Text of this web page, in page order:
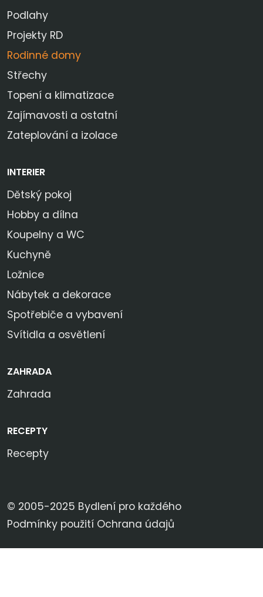
Podlahy
Projekty RD
Rodinné domy
Střechy
Topení a klimatizace
Zajímavosti a ostatní
Zateplování a izolace
INTERIER
Dětský pokoj
Hobby a dílna
Koupelny a WC
Kuchyně
Ložnice
Nábytek a dekorace
Spotřebiče a vybavení
Svítidla a osvětlení
ZAHRADA
Zahrada
RECEPTY
Recepty
© 2005-2025 Bydlení pro každého
Podmínky použití Ochrana údajů